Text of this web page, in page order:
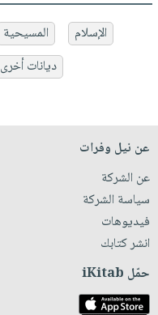
الإسلام المسيحية
ديانات أخرى
عن نيل وفرات
عن الشركة
سياسة الشركة
فيديوهات
انشر كتابك
حمّل iKitab